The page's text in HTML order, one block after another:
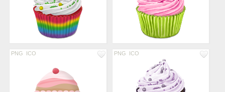
PNG ICO PNG ICO